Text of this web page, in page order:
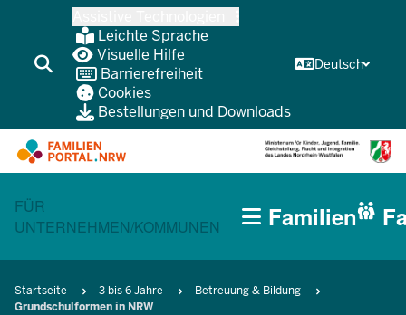
wechseln
Leichte Sprache
Visuelle Hilfe
Barrierefreiheit
Cookies
Bestellungen und Downloads
Deutsch
CURRENT SECTION FÜR FAMILIEN
FÜR
UNTERNEHMEN/KOMMUNEN (BÜRGERBEREICH
Familien
Pfadnavigation
Startseite 3 bis 6 Jahre
Betreuung & Bildung
Grundschulformen in NRW